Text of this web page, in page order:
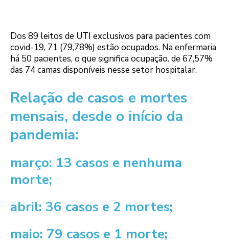
Dos 89 leitos de UTI exclusivos para pacientes com
covid-19, 71 (79,78%) estão ocupados. Na enfermaria
há 50 pacientes, o que significa ocupação. de 67,57%
das 74 camas disponíveis nesse setor hospitalar.
Relação de casos e mortes
mensais, desde o início da
pandemia:
março: 13 casos e nenhuma
morte;
abril: 36 casos e 2 mortes;
maio: 79 casos e 1 morte;